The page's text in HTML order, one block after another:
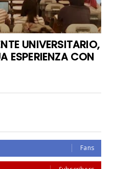
UNIVERSITARIO,
ESPERIENZA CON
Fans